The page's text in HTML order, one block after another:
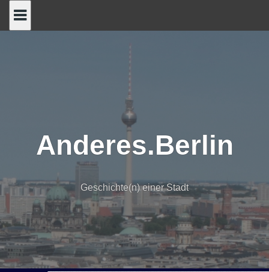
Anderes.Berlin
Geschichte(n) einer Stadt